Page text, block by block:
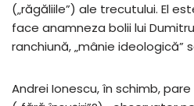
(„răgăliile”) ale trecutului. El
face anamneza bolii lui
ranchiună, „mânie ideologică”
Andrei Ionescu, în schimb,